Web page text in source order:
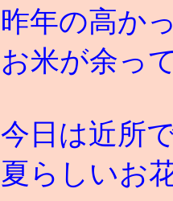
昨年の高か
お米が余っ
今日は近所
夏らしいお